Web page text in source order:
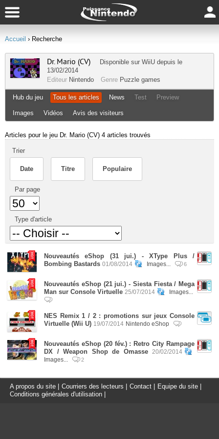
Accueil › Recherche
Dr. Mario (CV) Disponible sur WiiU depuis le
13/02/2014
Editeur Nintendo Genre Puzzle games
Hub du jeu Tous les articles News Test Preview
Images Vidéos Avis des visiteurs
Articles pour le jeu Dr. Mario (CV) 4 articles trouvés
Trier
Date Titre Populaire
Par page
Type d'article
Nouveautés eShop (31 jui.) - XType Plus /
Bombing Bastards 01/08/2014 Images... 6
Nouveautés eShop (21 jui.) - Siesta Fiesta / Mega
Man sur Console Virtuelle 25/07/2014 Images...
NES Remix 1 / 2 : promotions sur jeux Console
Virtuelle (Wii U) 19/07/2014 Nintendo eShop
Nouveautés eShop (20 fév.) : Retro City Rampage
DX / Weapon Shop de Omasse
20/02/2014
Images...
2
A propos du site Courriers des lecteurs Contact Equipe du site
Conditions générales d'utilisation